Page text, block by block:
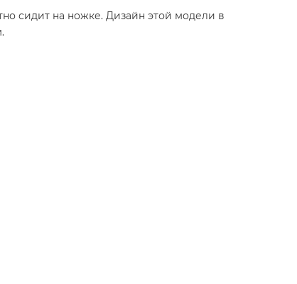
сидит на ножке. Дизайн этой модели в